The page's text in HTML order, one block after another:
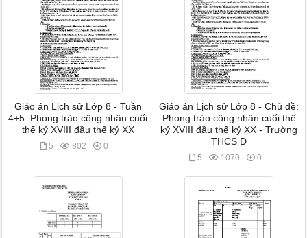
Giáo án Lịch sử Lớp 8 - Tuần
4+5: Phong trào công nhân cuối
thế kỷ XVIII đầu thế kỷ XX
5 802 0
Giáo án Lịch sử Lớp 8 - Chủ đề:
Phong trào công nhân cuối thế
kỷ XVIII đầu thế kỷ XX - Trường
THCS Đ
5 1070 0